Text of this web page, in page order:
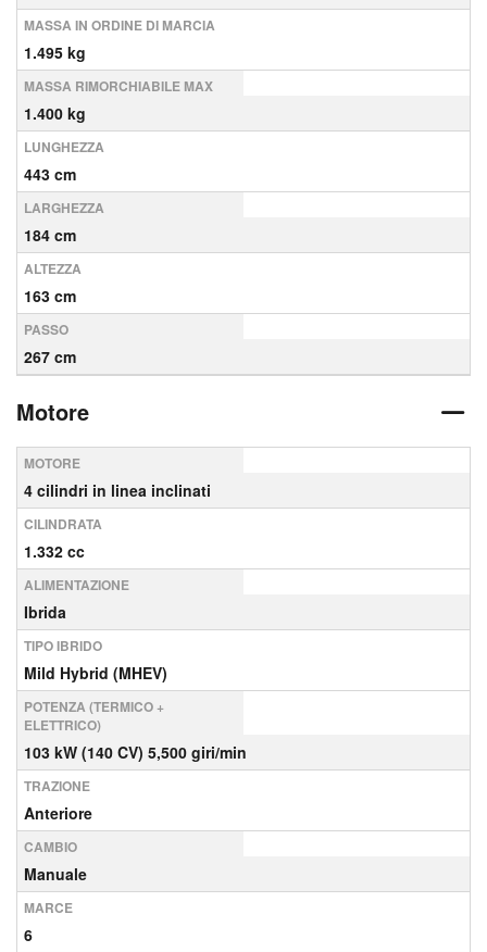
MASSA IN ORDINE DI MARCIA
1.495 kg
MASSA RIMORCHIABILE MAX
1.400 kg
LUNGHEZZA
443 cm
LARGHEZZA
184 cm
ALTEZZA
163 cm
PASSO
267 cm
Motore
MOTORE
4 cilindri in linea inclinati
CILINDRATA
1.332 cc
ALIMENTAZIONE
Ibrida
TIPO IBRIDO
Mild Hybrid (MHEV)
POTENZA (TERMICO +
ELETTRICO)
103 kW (140 CV) 5,500 giri/min
TRAZIONE
Anteriore
CAMBIO
Manuale
MARCE
6